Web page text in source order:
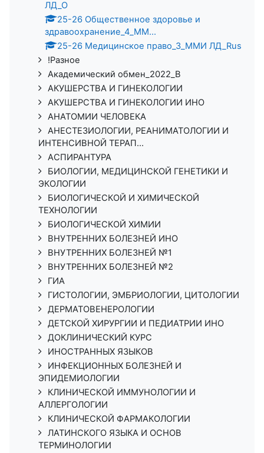
ЛД_О
25-26 Общественное здоровье и
здравоохранение_4_ММ...
25-26 Медицинское право_3_ММИ ЛД_Rus
!Разное
Академический обмен_2022_В
АКУШЕРСТВА И ГИНЕКОЛОГИИ
АКУШЕРСТВА И ГИНЕКОЛОГИИ ИНО
АНАТОМИИ ЧЕЛОВЕКА
АНЕСТЕЗИОЛОГИИ, РЕАНИМАТОЛОГИИ И
ИНТЕНСИВНОЙ ТЕРАП...
АСПИРАНТУРА
БИОЛОГИИ, МЕДИЦИНСКОЙ ГЕНЕТИКИ И
ЭКОЛОГИИ
БИОЛОГИЧЕСКОЙ И ХИМИЧЕСКОЙ
ТЕХНОЛОГИИ
БИОЛОГИЧЕСКОЙ ХИМИИ
ВНУТРЕННИХ БОЛЕЗНЕЙ ИНО
ВНУТРЕННИХ БОЛЕЗНЕЙ №1
ВНУТРЕННИХ БОЛЕЗНЕЙ №2
ГИА
ГИСТОЛОГИИ, ЭМБРИОЛОГИИ, ЦИТОЛОГИИ
ДЕРМАТОВЕНЕРОЛОГИИ
ДЕТСКОЙ ХИРУРГИИ И ПЕДИАТРИИ ИНО
ДОКЛИНИЧЕСКИЙ КУРС
ИНОСТРАННЫХ ЯЗЫКОВ
ИНФЕКЦИОННЫХ БОЛЕЗНЕЙ И
ЭПИДЕМИОЛОГИИ
КЛИНИЧЕСКОЙ ИММУНОЛОГИИ И
АЛЛЕРГОЛОГИИ
КЛИНИЧЕСКОЙ ФАРМАКОЛОГИИ
ЛАТИНСКОГО ЯЗЫКА И ОСНОВ
ТЕРМИНОЛОГИИ